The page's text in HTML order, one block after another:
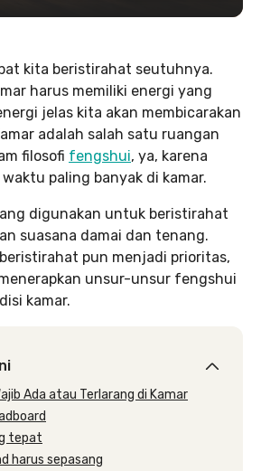
kita beristirahat seutuhnya.
harus memiliki energi yang
jelas kita akan membicarakan
adalah salah satu ruangan
filosofi fengshui, ya, karena
paling banyak di kamar.
digunakan untuk beristirahat
suasana damai dan tenang.
pun menjadi prioritas,
unsur-unsur fengshui
kamar.
Ada atau Terlarang di Kamar
tepat
harus sepasang